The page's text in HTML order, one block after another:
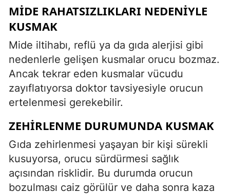
MIDE RAHATSIZLIKLARI NEDENIYLE
KUSMAK
Mide iltihabı, reflü ya da gıda alerjisi gibi
nedenlerle gelişen kusmalar orucu bozmaz.
Ancak tekrar eden kusmalar vücudu
zayıflatıyorsa doktor tavsiyesiyle orucun
ertelenmesi gerekebilir.
ZEHIRLENME DURUMUNDA KUSMAK
Gıda zehirlenmesi yaşayan bir kişi sürekli
kusuyorsa, orucu sürdürmesi sağlık
açısından risklidir. Bu durumda orucun
bozulması caiz görülür ve daha sonra kaza